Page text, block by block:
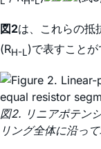
図2は、これらの抵
(RH-L )で表すことが
図2. リニアポテン
リング全体に沿っ